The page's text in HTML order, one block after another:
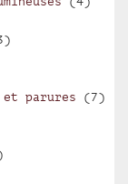
parures (7)